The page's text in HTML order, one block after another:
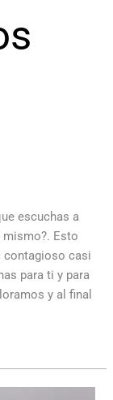
escuchas a
Esto
contagioso casi
para ti y para
y al final